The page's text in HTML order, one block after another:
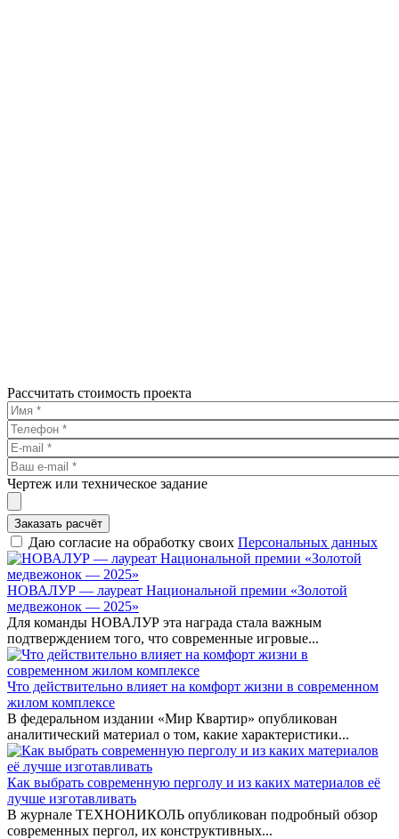
Рассчитать стоимость проекта
Чертеж или техническое задание
Заказать расчёт
Даю согласие на обработку своих Персональных данных
НОВАЛУР — лауреат Национальной премии «Золотой
медвежонок — 2025»
Для команды НОВАЛУР эта награда стала важным
подтверждением того, что современные игровые...
Что действительно влияет на комфорт жизни в современном
жилом комплексе
В федеральном издании «Мир Квартир» опубликован
аналитический материал о том, какие характеристики...
Как выбрать современную перголу и из каких материалов её
лучше изготавливать
В журнале ТЕХНОНИКОЛЬ опубликован подробный обзор
современных пергол, их конструктивных...